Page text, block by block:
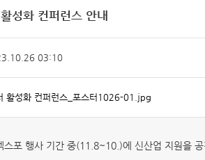
성화 컨퍼런스 안내
03:10
활성화 컨퍼런스_포스터1026-01.jpg
포 행사 기간 중(11.8~10.)에 신산업 지원을